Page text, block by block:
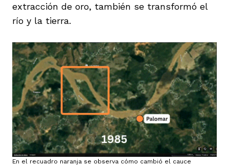
extracción de oro, también se transformó el
río y la tierra.
En el recuadro naranja se observa cómo cambió el cauce